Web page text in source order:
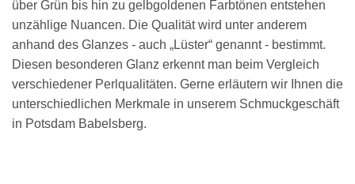
über Grün bis hin zu gelbgoldenen Farbtönen entstehen
unzählige Nuancen. Die Qualität wird unter anderem
anhand des Glanzes - auch „Lüster“ genannt - bestimmt.
Diesen besonderen Glanz erkennt man beim Vergleich
verschiedener Perlqualitäten. Gerne erläutern wir Ihnen die
unterschiedlichen Merkmale in unserem Schmuckgeschäft
in Potsdam Babelsberg.